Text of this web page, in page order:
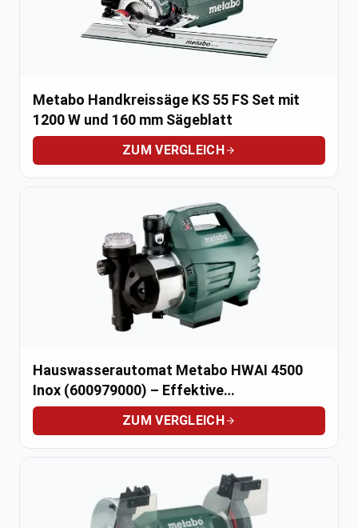
Metabo Handkreissäge KS 55 FS Set mit
1200 W und 160 mm Sägeblatt
ZUM VERGLEICH
Hauswasserautomat Metabo HWAI 4500
Inox (600979000) – Effektive
Wasserversorgung
ZUM VERGLEICH